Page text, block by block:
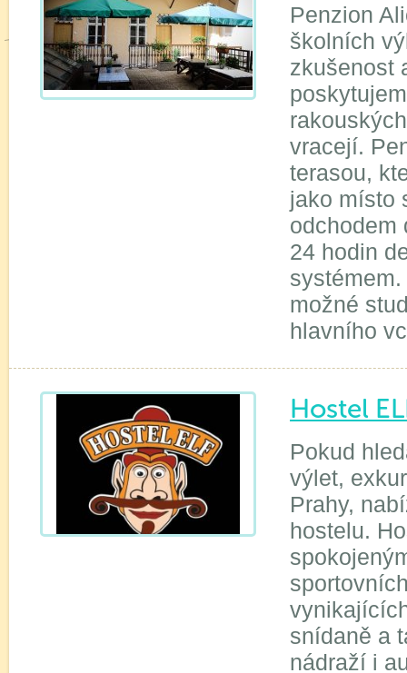
Penzion
školních
zkušenost
vracejí.
terasou,
jako místo
odchodem
24 hodin
možné
hlavního
Hostel
Pokud
výlet,
Prahy,
hostelu.
snídaně a
nádraží i